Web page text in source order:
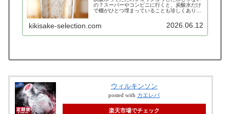
の？スーパーやコンビニに行くと、炭酸水だけ
で棚がひとつ埋まっていることも珍しくありま
ま飲む人もいます。しかし、改めて考えると不
思議な飲み物です。味はほとんど…
kikisake-selection.com 2026.06.12
ウィルキンソン
posted with カエレバ
楽天市場でチェック